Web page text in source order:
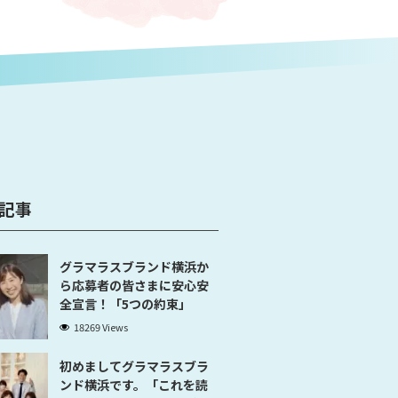
事
グラマラスブランド横浜か
ら応募者の皆さまに安心安
全宣言！「5つの約束」
18269 Views
初めましてグラマラスブラ
ンド横浜です。「これを読